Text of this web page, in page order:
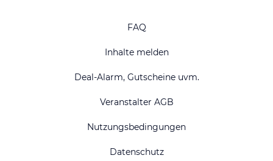
FAQ
Inhalte melden
Deal-Alarm, Gutscheine uvm.
Veranstalter AGB
Nutzungsbedingungen
Datenschutz